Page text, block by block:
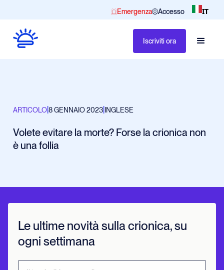
Emergenza Accesso IT
Iscriviti ora
ARTICOLO|8 GENNAIO 2023 INGLESE
Volete evitare la morte? Forse la crionica non
è una follia
Le ultime novità sulla crionica, su
ogni settimana